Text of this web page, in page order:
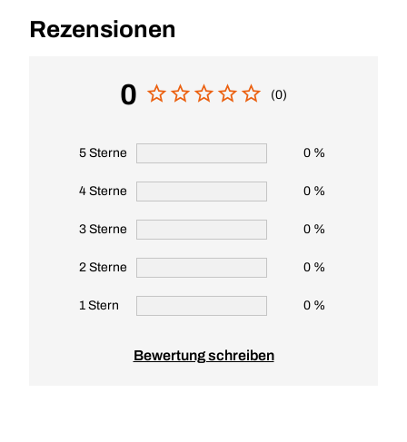
Rezensionen
0 (0)
5 Sterne 0 %
4 Sterne 0 %
3 Sterne 0 %
2 Sterne 0 %
1 Stern 0 %
Bewertung schreiben